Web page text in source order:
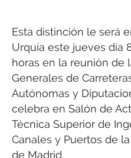
Esta distinción le será
Urquía este jueves día
horas en la reunión de
Generales de
Autónomas y
celebra en Salón de
Técnica Superior de
Canales y Puertos de
de Madrid.